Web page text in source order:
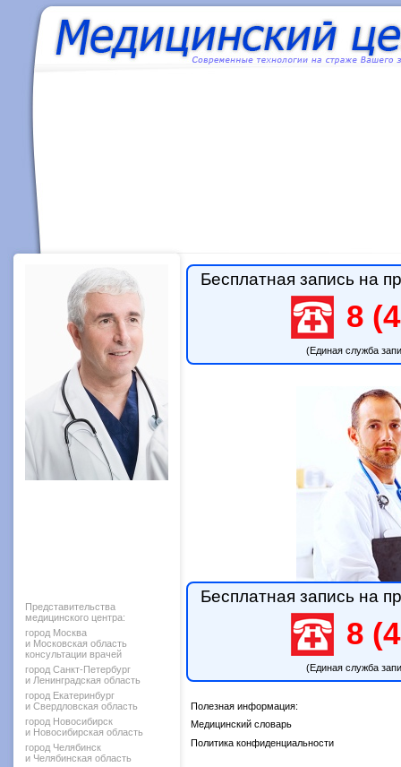
Представительства
медицинского центра:
город Москва
и Московская область
консультации врачей
город Санкт-Петербург
и Ленинградская область
город Екатеринбург
и Свердловская область
город Новосибирск
и Новосибирская область
город Челябинск
и Челябинская область
Бесплатная запись на
8
(Единая служба
Бесплатная запись на
8
(Единая служба
Полезная информация:
Медицинский словарь
Политика конфиденциальности